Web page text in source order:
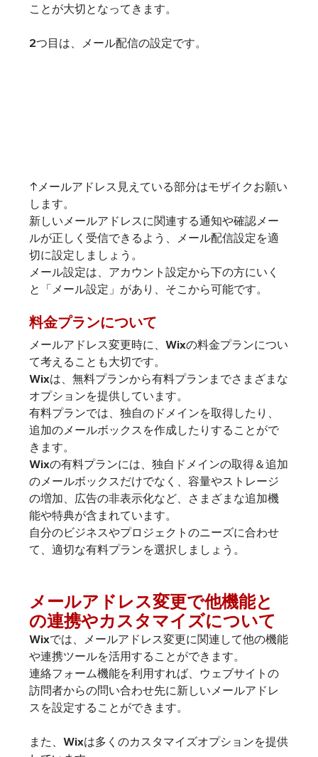
ことが大切となってきます。
2つ目は、メール配信の設定です。
↑メールアドレス見えている部分はモザイクお願い
します。
新しいメールアドレスに関連する通知や確認メー
ルが正しく受信できるよう、メール配信設定を適
切に設定しましょう。
メール設定は、アカウント設定から下の方にいく
と「メール設定」があり、そこから可能です。
料金プランについて
メールアドレス変更時に、Wixの料金プランについ
て考えることも大切です。
Wixは、無料プランから有料プランまでさまざまな
オプションを提供しています。
有料プランでは、独自のドメインを取得したり、
追加のメールボックスを作成したりすることがで
きます。
Wixの有料プランには、独自ドメインの取得＆追加
のメールボックスだけでなく、容量やストレージ
の増加、広告の非表示化など、さまざまな追加機
能や特典が含まれています。
自分のビジネスやプロジェクトのニーズに合わせ
て、適切な有料プランを選択しましょう。
メールアドレス変更で他機能と
の連携やカスタマイズについて
Wixでは、メールアドレス変更に関連して他の機能
や連携ツールを活用することができます。
連絡フォーム機能を利用すれば、ウェブサイトの
訪問者からの問い合わせ先に新しいメールアドレ
スを設定することができます。
また、Wixは多くのカスタマイズオプションを提供